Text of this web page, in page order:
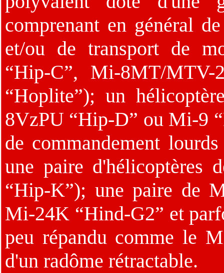
comprenant en général
et/ou de transport de
“Hip-C”, Mi-8MT/
“Hoplite”); un
8VzPU “Hip-D” ou Mi-9
de commandement
une paire d'hélicoptères
“Hip-K”); une paire de
Mi-24K “Hind-G2” et
peu répandu comme le
d'un radôme rétractable.